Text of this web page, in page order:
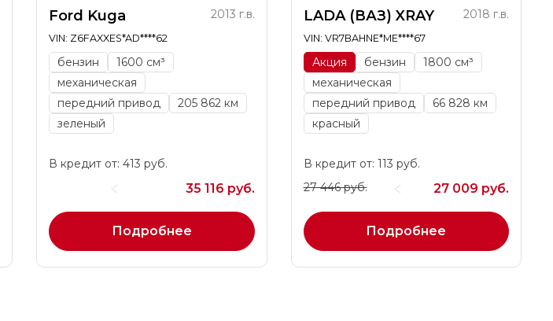
Ford Kuga 2013 г.в.
VIN: Z6FAXXES*AD****62
бензин
1600 см³
механическая
передний привод
205 862 км
зеленый
В кредит от: 413 руб.
35 116 руб.
Подробнее
LADA (ВАЗ) XRAY 2018 г.в.
VIN: VR7BAHNE*ME****67
Акция бензин
1800 см³
механическая
передний привод
66 828 км
красный
В кредит от: 113 руб.
27 446 руб.
27 009 руб.
Подробнее